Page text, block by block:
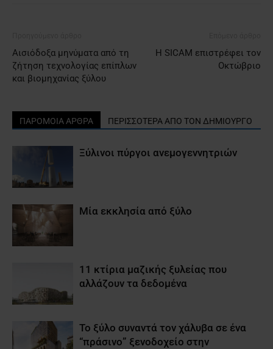
Αισιόδοξα μηνύματα από τη
ζήτηση τεχνολογίας επίπλων
και βιομηχανίας ξύλου
Η SICAM επιστρέφει τον
Οκτώβριο
ΠΑΡΟΜΟΙΑ ΑΡΘΡΑ ΠΕΡΙΣΣΟΤΕΡΑ ΑΠΟ ΤΟΝ ΔΗΜΙΟΥΡΓΟ
Ξύλινοι πύργοι ανεμογεννητριών
Μία εκκλησία από ξύλο
11 κτίρια μαζικής ξυλείας που
αλλάζουν τα δεδομένα
Το ξύλο συναντά τον χάλυβα σε ένα
“πράσινο” ξενοδοχείο στην